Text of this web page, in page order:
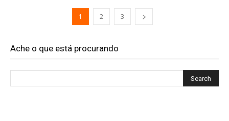
1 2 3
Ache o que está procurando